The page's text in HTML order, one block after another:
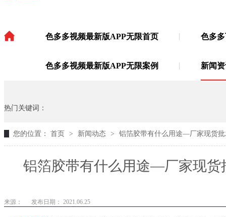
色多多视频最新版APP无限首页 色多
色多多视频最新版APP无限案例 新闻
热门关键词：
您的位置： 首页 > 新闻动态 > 铝箔胶带有什么用途—厂家现货
铝箔胶带有什么用途—厂家现货
来源： 发布日期： 2021.06.25